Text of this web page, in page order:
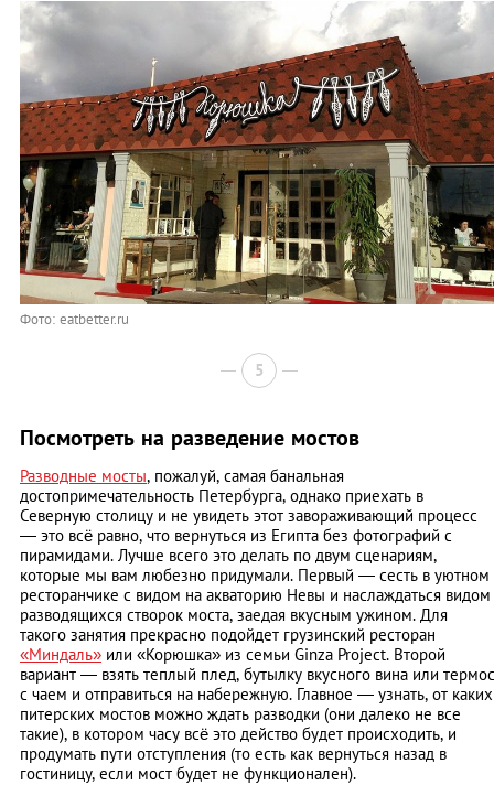
Фото: eatbetter.ru
5
Посмотреть на разведение мостов
Разводные мосты, пожалуй, самая банальная
достопримечательность Петербурга, однако приехать в
Северную столицу и не увидеть этот завораживающий процесс
— это всё равно, что вернуться из Египта без фотографий с
пирамидами. Лучше всего это делать по двум сценариям,
которые мы вам любезно придумали. Первый — сесть в уютном
ресторанчике с видом на акваторию Невы и наслаждаться видом
разводящихся створок моста, заедая вкусным ужином. Для
такого занятия прекрасно подойдет грузинский ресторан
«Миндаль» или «Корюшка» из семьи Ginza Project. Второй
вариант — взять теплый плед, бутылку вкусного вина или термос
с чаем и отправиться на набережную. Главное — узнать, от каких
питерских мостов можно ждать разводки (они далеко не все
такие), в котором часу всё это действо будет происходить, и
продумать пути отступления (то есть как вернуться назад в
гостиницу, если мост будет не функционален).